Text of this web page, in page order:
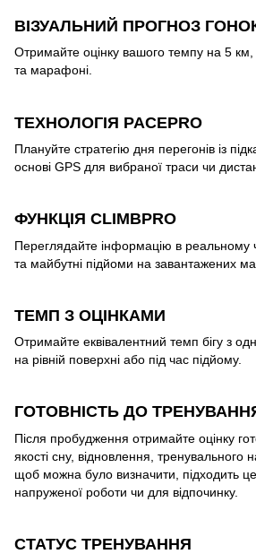
ВІЗУАЛЬНИЙ ПРОГНОЗ
Отримайте оцінку вашого темпу на 5
та марафоні.
ТЕХНОЛОГІЯ PACEPRO
Плануйте стратегію дня перегонів із
основі GPS для вибраної траси чи
ФУНКЦІЯ CLIMBPRO
Переглядайте інформацію в реальному
та майбутні підйоми на завантажених
ТЕМП З ОЦІНКАМИ
Отримайте еквівалентний темп бігу з
на рівній поверхні або під час підйому.
ГОТОВНІСТЬ ДО
Після пробудження отримайте оцінку
якості сну, відновлення, тренувального
щоб можна було визначити, підходить
напруженої роботи чи для відпочинку.
СТАТУС ТРЕНУВАННЯ